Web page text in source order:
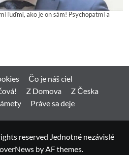
ľuďmi, ako je on sám! Psychopatmi a
Čo je náš ciel
Z Domova
Z Česka
Práve sa deje
reserved Jednotné nezávislé
by AF themes.